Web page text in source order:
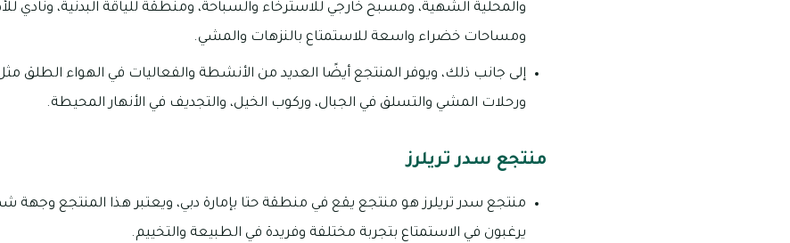
والمحلية الشهية، ومسبح خارجي للاسترخاء والسباحة، ومنطقة للياقة البدنية، ونادي
ومساحات خضراء واسعة للاستمتاع بالنزهات والمشي.
إلى جانب ذلك، ويوفر المنتجع أيضًا العديد من الأنشطة والفعاليات في الهواء الطلق
ورحلات المشي والتسلق في الجبال، وركوب الخيل، والتجديف في الأنهار المحيطة.
منتجع سدر تريلرز
منتجع سدر تريلرز هو منتجع يقع في منطقة حتا بإمارة دبي، ويعتبر هذا المنتجع وجهة
يرغبون في الاستمتاع بتجربة مختلفة وفريدة في الطبيعة والتخييم.